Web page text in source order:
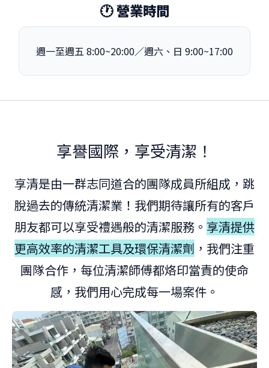
🕐 營業時間
週一至週五 8:00~20:00／週六、日 9:00~17:00
享譽國際，享受清潔！
享清是由一群志同道合的團隊成員所組成，跳
脫過去的傳統清潔業！我們期待讓所有的客戶
朋友都可以享受禮遇般的清潔服務。 享清提供
更高效率的清潔工具及環保清潔劑 ，我們注重
團隊合作，每位清潔師傅都烙印當責的使命
感，我們用心完成每一場案件。